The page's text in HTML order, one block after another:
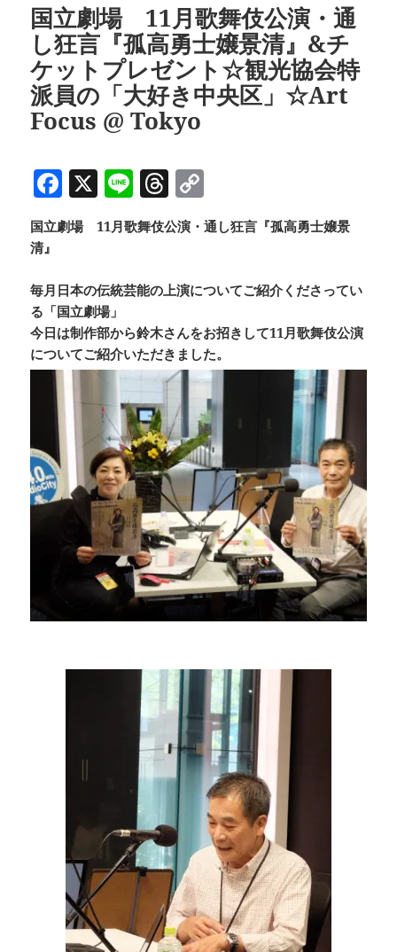
国立劇場 11月歌舞伎公演・通
し狂言『孤高勇士嬢景清』&チ
ケットプレゼント☆観光協会特
派員の「大好き中央区」☆Art
Focus @ Tokyo
F
a
c
b
o
o
k
X Li
n
e
T
h
re
d
s
o
p
Li
n
k
国立劇場 11月歌舞伎公演・通し狂言『孤高勇士嬢景
清』
毎月日本の伝統芸能の上演についてご紹介くださってい
る「国立劇場」
今日は制作部から鈴木さんをお招きして11月歌舞伎公演
についてご紹介いただきました。